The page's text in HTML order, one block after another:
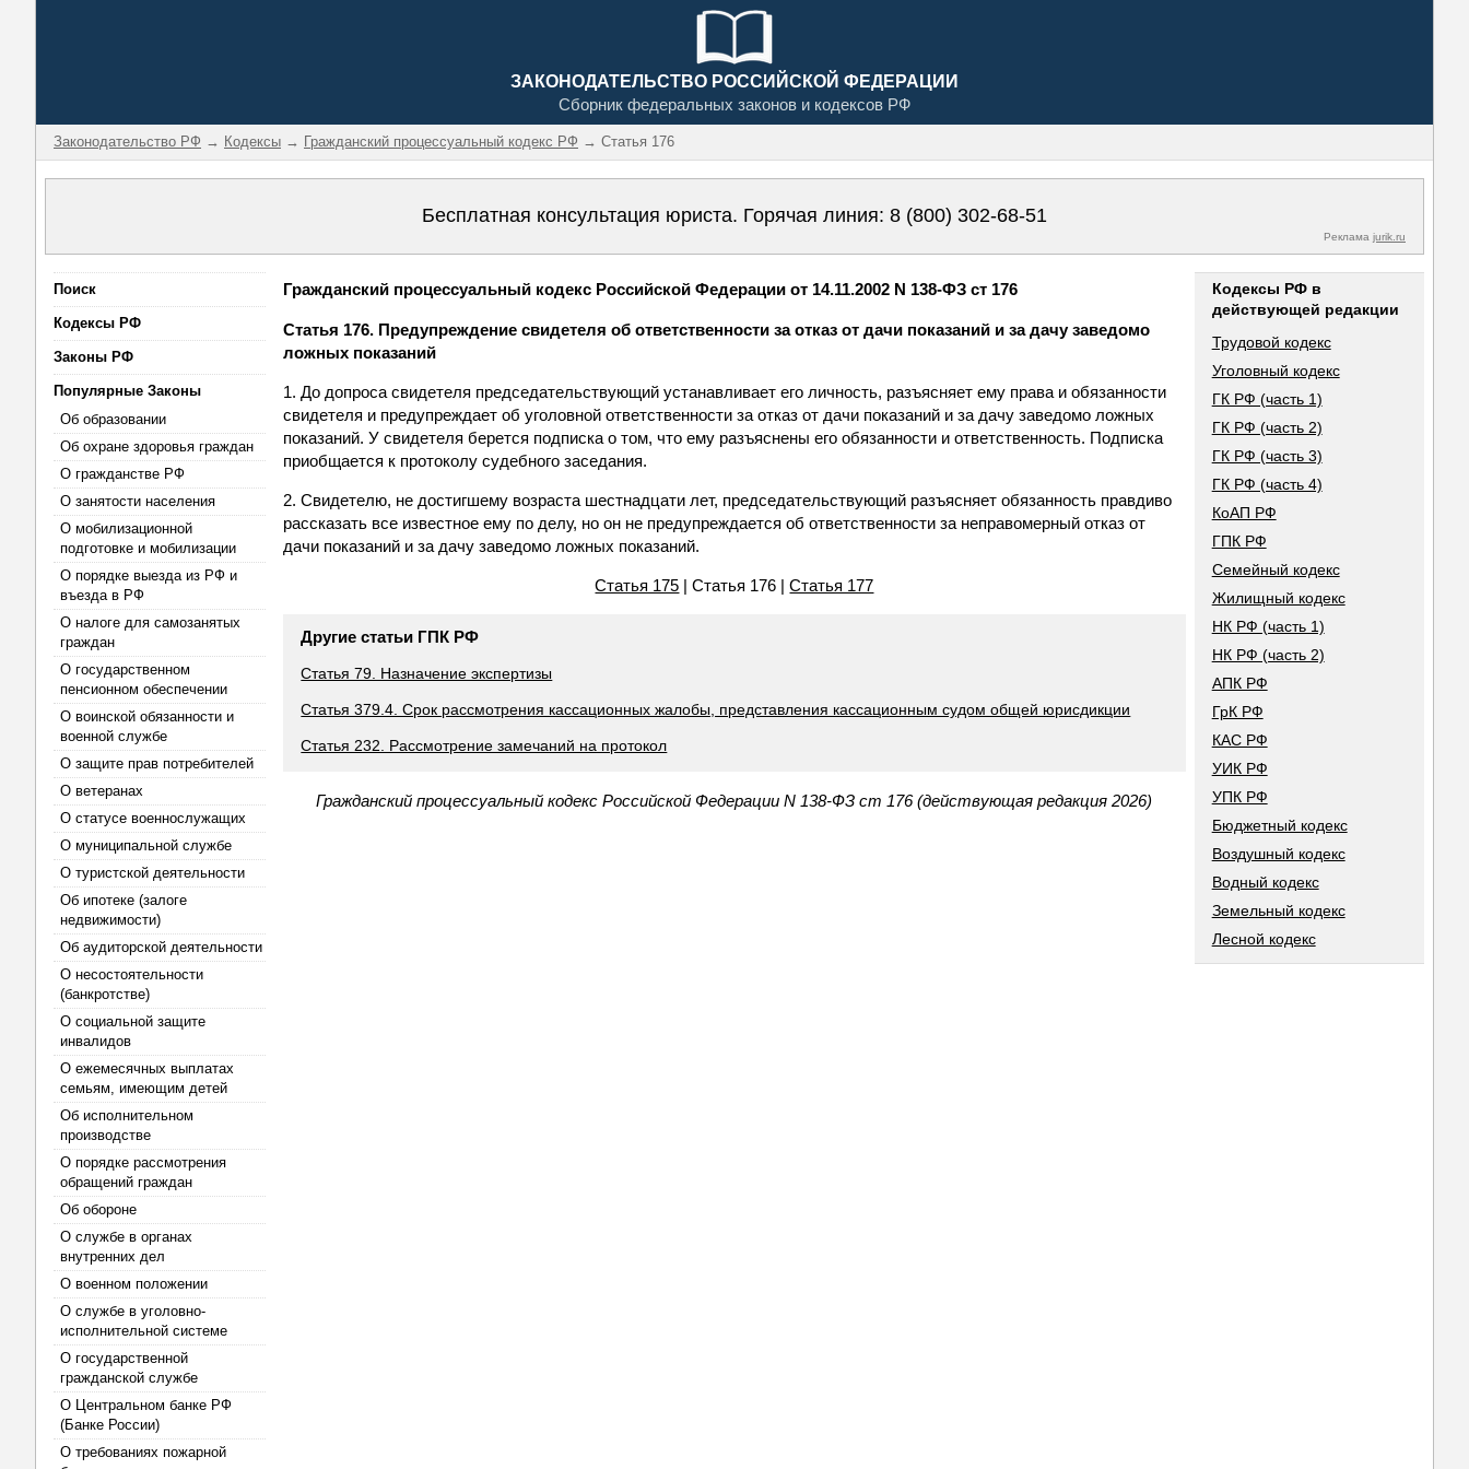
ЗАКОНОДАТЕЛЬСТВО РОССИЙСКОЙ ФЕДЕРАЦИИ
Сборник федеральных законов и кодексов РФ
Законодательство РФ → Кодексы → Гражданский процессуальный кодекс РФ → Статья 176
Бесплатная консультация юриста. Горячая линия: 8 (800) 302-68-51
Реклама jurik.ru
Поиск
Кодексы РФ
Законы РФ
Популярные Законы
Об образовании
Об охране здоровья граждан
О гражданстве РФ
О занятости населения
О мобилизационной
подготовке и мобилизации
О порядке выезда из РФ и
въезда в РФ
О налоге для самозанятых
граждан
О государственном
пенсионном обеспечении
О воинской обязанности и
военной службе
О защите прав потребителей
О ветеранах
О статусе военнослужащих
О муниципальной службе
О туристской деятельности
Об ипотеке (залоге
недвижимости)
Об аудиторской деятельности
О несостоятельности
(банкротстве)
О социальной защите
инвалидов
О ежемесячных выплатах
семьям, имеющим детей
Об исполнительном
производстве
О порядке рассмотрения
обращений граждан
Об обороне
О службе в органах
внутренних дел
О военном положении
О службе в уголовно-
исполнительной системе
О государственной
гражданской службе
О Центральном банке РФ
(Банке России)
О требованиях пожарной
Гражданский процессуальный кодекс Российской Федерации от 14.11.2002 N 138-ФЗ ст 176
Статья 176. Предупреждение свидетеля об ответственности за отказ от дачи показаний и за дачу заведомо
ложных показаний
1. До допроса свидетеля председательствующий устанавливает его личность, разъясняет ему права и обязанности
свидетеля и предупреждает об уголовной ответственности за отказ от дачи показаний и за дачу заведомо ложных
показаний. У свидетеля берется подписка о том, что ему разъяснены его обязанности и ответственность. Подписка
приобщается к протоколу судебного заседания.
2. Свидетелю, не достигшему возраста шестнадцати лет, председательствующий разъясняет обязанность правдиво
рассказать все известное ему по делу, но он не предупреждается об ответственности за неправомерный отказ от
дачи показаний и за дачу заведомо ложных показаний.
Статья 175 | Статья 176 |Статья 177
Другие статьи ГПК РФ
Статья 79. Назначение экспертизы
Статья 379.4. Срок рассмотрения кассационных жалобы, представления кассационным судом общей юрисдикции
Статья 232. Рассмотрение замечаний на протокол
Гражданский процессуальный кодекс Российской Федерации N 138-ФЗ ст 176 (действующая редакция 2026)
Кодексы РФ в
действующей редакции
Трудовой кодекс
Уголовный кодекс
ГК РФ (часть 1)
ГК РФ (часть 2)
ГК РФ (часть 3)
ГК РФ (часть 4)
КоАП РФ
ГПК РФ
Семейный кодекс
Жилищный кодекс
НК РФ (часть 1)
НК РФ (часть 2)
АПК РФ
ГрК РФ
КАС РФ
УИК РФ
УПК РФ
Бюджетный кодекс
Воздушный кодекс
Водный кодекс
Земельный кодекс
Лесной кодекс